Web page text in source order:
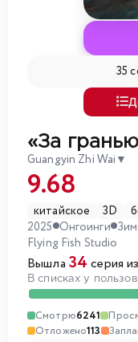
35
«За
Guangyin Zhi Wai ▼
9.68
китайское 3D
2025 Онгоинги
Flying Fish Studio
Вышла 34 серия
В списках у
Смотрю6241
Отложено113